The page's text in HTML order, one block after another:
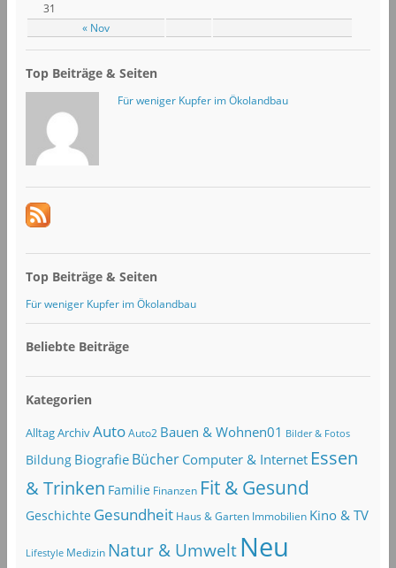
« Nov
31
Top Beiträge & Seiten
Für weniger Kupfer im Ökolandbau
Top Beiträge & Seiten
Für weniger Kupfer im Ökolandbau
Beliebte Beiträge
Kategorien
AlltagArchivAuto Auto2 Bauen & Wohnen01 Bilder & Fotos
Bildung Biografie Bücher Computer & Internet Essen
& Trinken Familie Finanzen Fit & Gesund
Geschichte Gesundheit Haus & Garten Immobilien Kino & TV
Lifestyle Medizin Natur & Umwelt Neu